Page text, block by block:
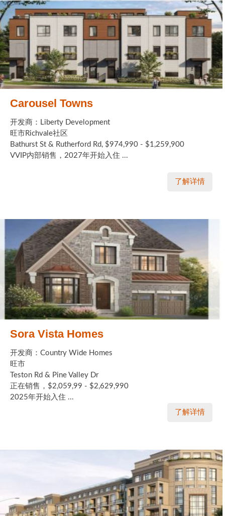
Carousel Towns
开发商：Liberty Development
旺市Richvale社区
Bathurst St & Rutherford Rd, $974,990 - $1,259,900
VVIP内部销售，2027年开始入住 ...
了解详情
Sora Vista Homes
开发商：Country Wide Homes
旺市
Teston Rd & Pine Valley Dr
正在销售，$2,059,99 - $2,629,990
2025年开始入住 ...
了解详情